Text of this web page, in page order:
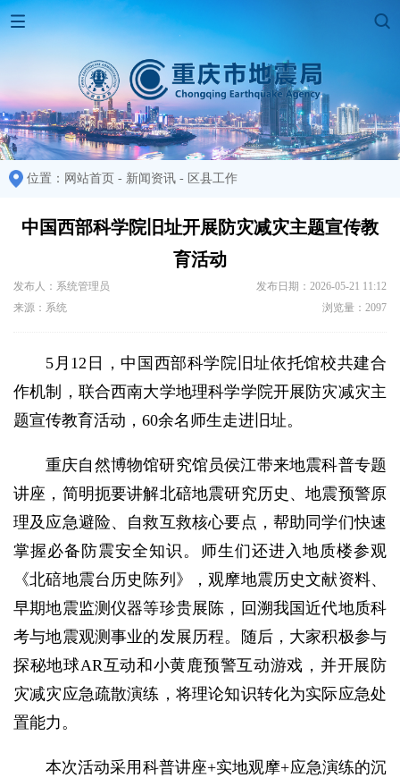
位置： 网站首页 - 新闻资讯 - 区县工作
中国西部科学院旧址开展防灾减灾主题宣传教
育活动
发布人：系统管理员
发布日期：2026-05-21 11:12
来源：系统
浏览量：2097
5月12日，中国西部科学院旧址依托馆校共建合
作机制，联合西南大学地理科学学院开展防灾减灾主
题宣传教育活动，60余名师生走进旧址。
重庆自然博物馆研究馆员侯江带来地震科普专题
讲座，简明扼要讲解北碚地震研究历史、地震预警原
理及应急避险、自救互救核心要点，帮助同学们快速
掌握必备防震安全知识。师生们还进入地质楼参观
《北碚地震台历史陈列》，观摩地震历史文献资料、
早期地震监测仪器等珍贵展陈，回溯我国近代地质科
考与地震观测事业的发展历程。随后，大家积极参与
探秘地球AR互动和小黄鹿预警互动游戏，并开展防
灾减灾应急疏散演练，将理论知识转化为实际应急处
置能力。
本次活动采用科普讲座+实地观摩+应急演练的沉